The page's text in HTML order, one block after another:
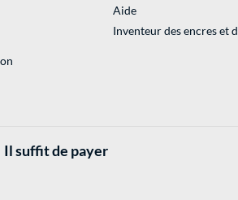
Aide
Inventeur des encres et
Il suffit de payer